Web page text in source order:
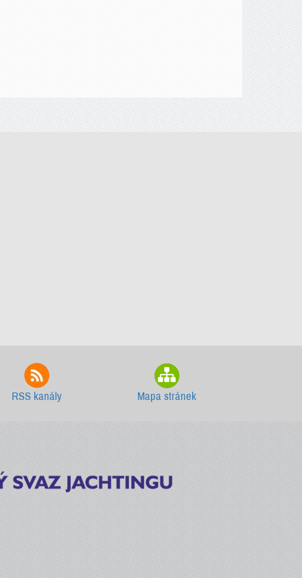
RSS kanály Mapa stránek